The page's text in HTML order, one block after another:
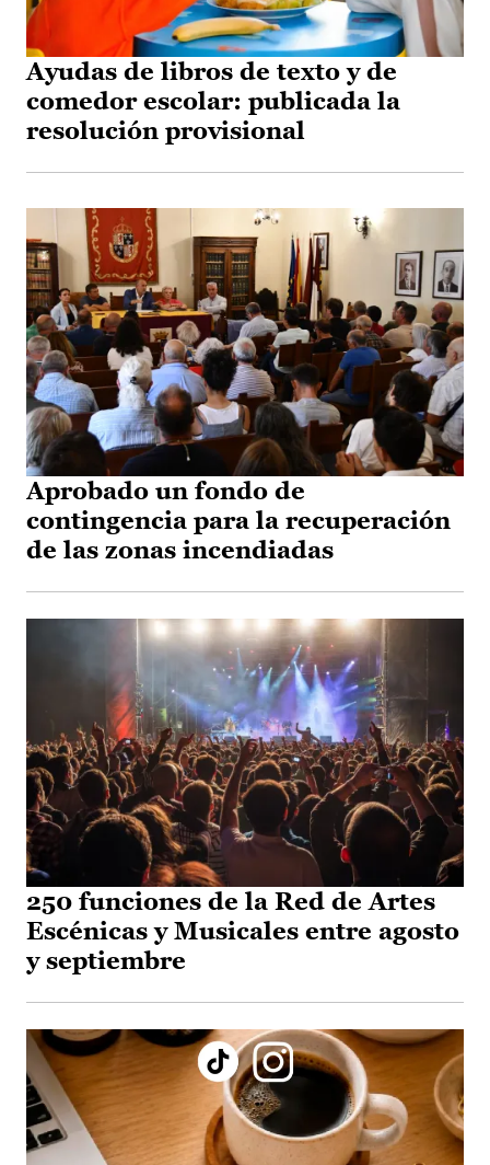
Ayudas de libros de texto y de
comedor escolar: publicada la
resolución provisional
Aprobado un fondo de
contingencia para la recuperación
de las zonas incendiadas
250 funciones de la Red de Artes
Escénicas y Musicales entre agosto
y septiembre